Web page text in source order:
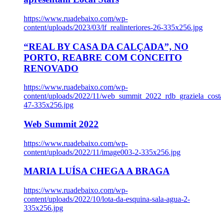
https://www.ruadebaixo.com/wp-
content/uploads/2023/03/lf_realinteriores-26-335x256.jpg
“REAL BY CASA DA CALÇADA”, NO
PORTO, REABRE COM CONCEITO
RENOVADO
https://www.ruadebaixo.com/wp-
content/uploads/2022/11/
47-335x256.jpg
Web Summit 2022
https://www.ruadebaixo.com/wp-
content/uploads/2022/11/image003-2-335x256.jpg
MARIA LUÍSA CHEGA A BRAGA
https://www.ruadebaixo.com/wp-
content/uploads/2022/10/lota-da-esquina-sala-agua-2-
335x256.jpg